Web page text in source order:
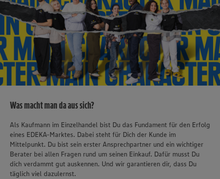
Was macht man da aus sich?
Als Kaufmann im Einzelhandel bist Du das Fundament für den Erfolg
eines EDEKA-Marktes. Dabei steht für Dich der Kunde im
Mittelpunkt. Du bist sein erster Ansprechpartner und ein wichtiger
Berater bei allen Fragen rund um seinen Einkauf. Dafür musst Du
dich verdammt gut auskennen. Und wir garantieren dir, dass Du
täglich viel dazulernst.